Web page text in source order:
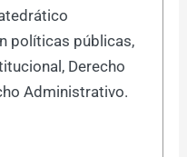
políticas públicas,
Derecho
Administrativo.